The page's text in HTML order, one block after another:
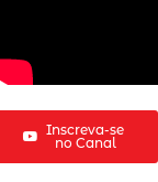
Inscreva-se
no Canal